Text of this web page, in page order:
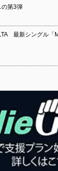
の第3弾
最新シングル「